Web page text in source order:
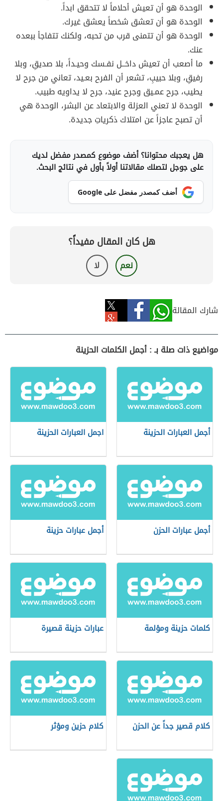
الوحدة هو أن تعيش أحلاماً لا تتحقق ابداً.
الوحدة هو أن تعشق شخصاً يعشق غيرك.
الوحدة هو أن تتمنى قرب من تحبه، ولكنك تتفاجأ ببعده
عنك.
ما أصعب أن تعيش داخــل نفـسك وحيـداً، بلا صديقِ، وبلا
رفيقِ، وبلا حبيبِ، تشعر أن الفرح بعـيد، تعاني من جرح لا
يطيب، جرح عمـيق وجرح عنيد، جرح لا يداويه طبيب.
الوحدة لا تعني العزلة والابتعاد عن البشر، الوحدة هي
أن تصبح عاجزاً عن امتلاك ذكرياتِ جديدة.
هل يعجبك محتوانا؟ أضف موضوع كمصدر مفضل لديك
على جوجل لتصلك مقالاتنا أولاً بأول في نتائج البحث.
أضف كمصدر مفضل على Google
هل كان المقال مفيداً؟
نعم لا
شارك المقالة
مواضيع ذات صلة بـ : أجمل الكلمات الحزينة
أجمل العبارات الحزينة اجمل العبارات الحزينة
أجمل عبارات الحزن أجمل عبارات حزينة
كلمات حزينة ومؤلمة عبارات حزينة قصيرة
كلام قصير جداً عن الحزن كلام حزين ومؤثر